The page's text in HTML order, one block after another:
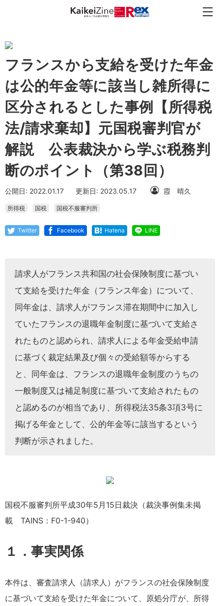
フランスから支給を受けた年金
は公的年金等に該当し雑所得に
区分されるとした事例【所得税
法/請求棄却】元国税審判官が
解説 公表裁決から学ぶ税務判
断のポイント（第38回）
公開日: 2022.01.17 更新日: 2023.05.17 霞 晴久
所得税 国税 国税不服審判所
Twitter Facebook Hatena LINE
請求人がフランス共和国の社会保険制度に基づい
て支給を受けた年金（フランス年金）について、
同年金は、請求人がフランス滞在期間中に加入し
ていたフランスの退職年金制度に基づいて支給さ
れたものと認められ、請求人による年金受給申請
に基づく裁定結果及び個々の受給額等からする
と、同年金は、フランスの退職年金制度のうちの
一般制度又は補足制度に基づいて支給されたもの
と認めるのが相当であり、所得税法35条3項3号に
掲げる年金として、公的年金等に該当するという
判断が示されました。
国税不服審判所平成30年5月15日裁決（裁決事例集未掲
載 TAINS：F0-1-940）
１．事実関係
本件は、審査請求人（請求人）がフランスの社会保険制度
に基づいて支給を受けた年金について、原処分庁が、所得